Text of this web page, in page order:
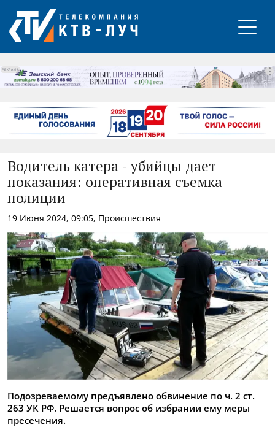
РЕКЛАМА
Водитель катера - убийцы дает
показания: оперативная съемка
полиции
19 Июня 2024, 09:05, Происшествия
Подозреваемому предъявлено обвинение по ч. 2 ст.
263 УК РФ. Решается вопрос об избрании ему меры
пресечения.